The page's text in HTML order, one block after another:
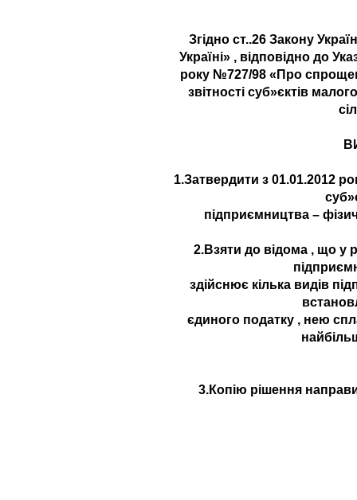
Згідно ст..26 Закону
Україні» , відповідно до
року №727/98 «Про
звітності суб»єктів
1.Затвердити з 01.01.2012
підприємництва –
2.Взяти до відома , що у
здійснює кілька видів
єдиного податку , нею
3.Копію рішення